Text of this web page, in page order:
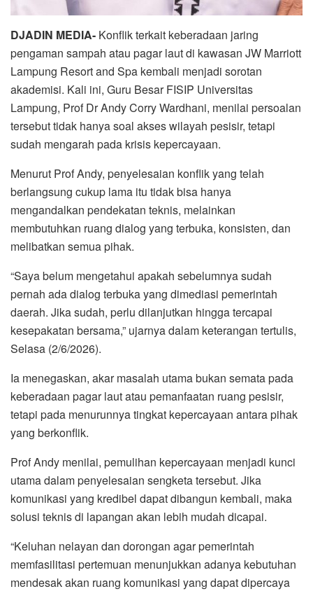
DJADIN MEDIA- Konflik terkait keberadaan jaring
pengaman sampah atau pagar laut di kawasan JW Marriott
Lampung Resort and Spa kembali menjadi sorotan
akademisi. Kali ini, Guru Besar FISIP Universitas
Lampung, Prof Dr Andy Corry Wardhani, menilai persoalan
tersebut tidak hanya soal akses wilayah pesisir, tetapi
sudah mengarah pada krisis kepercayaan.
Menurut Prof Andy, penyelesaian konflik yang telah
berlangsung cukup lama itu tidak bisa hanya
mengandalkan pendekatan teknis, melainkan
membutuhkan ruang dialog yang terbuka, konsisten, dan
melibatkan semua pihak.
“Saya belum mengetahui apakah sebelumnya sudah
pernah ada dialog terbuka yang dimediasi pemerintah
daerah. Jika sudah, perlu dilanjutkan hingga tercapai
kesepakatan bersama,” ujarnya dalam keterangan tertulis,
Selasa (2/6/2026).
Ia menegaskan, akar masalah utama bukan semata pada
keberadaan pagar laut atau pemanfaatan ruang pesisir,
tetapi pada menurunnya tingkat kepercayaan antara pihak
yang berkonflik.
Prof Andy menilai, pemulihan kepercayaan menjadi kunci
utama dalam penyelesaian sengketa tersebut. Jika
komunikasi yang kredibel dapat dibangun kembali, maka
solusi teknis di lapangan akan lebih mudah dicapai.
“Keluhan nelayan dan dorongan agar pemerintah
memfasilitasi pertemuan menunjukkan adanya kebutuhan
mendesak akan ruang komunikasi yang dapat dipercaya